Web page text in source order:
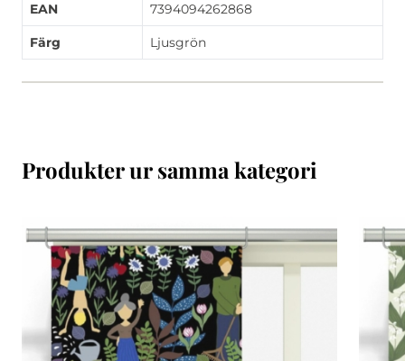
EAN 7394094262868
Färg Ljusgrön
Produkter ur samma kategori